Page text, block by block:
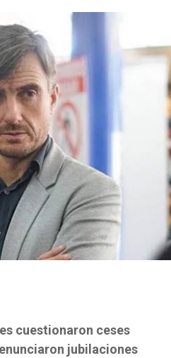
cuestionaron ceses
jubilaciones